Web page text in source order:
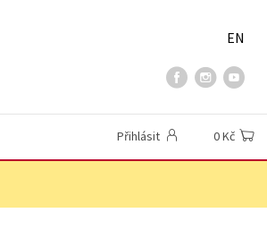
EN
Přihlásit 0 Kč